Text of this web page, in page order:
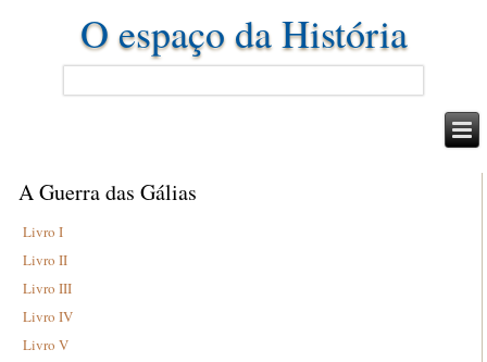
O espaço da História
A Guerra das Gálias
Livro I
Livro II
Livro III
Livro IV
Livro V